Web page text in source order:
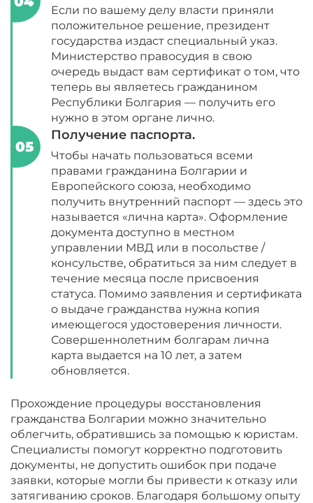
Если по вашему делу власти приняли
положительное решение, президент
государства издаст специальный указ.
Министерство правосудия в свою
очередь выдаст вам сертификат о том, что
теперь вы являетесь гражданином
Республики Болгария — получить его
нужно в этом органе лично.
Получение паспорта.
Чтобы начать пользоваться всеми
правами гражданина Болгарии и
Европейского союза, необходимо
получить внутренний паспорт — здесь это
называется «лична карта». Оформление
документа доступно в местном
управлении МВД или в посольстве /
консульстве, обратиться за ним следует в
течение месяца после присвоения
статуса. Помимо заявления и сертификата
о выдаче гражданства нужна копия
имеющегося удостоверения личности.
Совершеннолетним болгарам лична
карта выдается на 10 лет, а затем
обновляется.
Прохождение процедуры восстановления
гражданства Болгарии можно значительно
облегчить, обратившись за помощью к юристам.
Специалисты помогут корректно подготовить
документы, не допустить ошибок при подаче
заявки, которые могли бы привести к отказу или
затягиванию сроков. Благодаря большому опыту